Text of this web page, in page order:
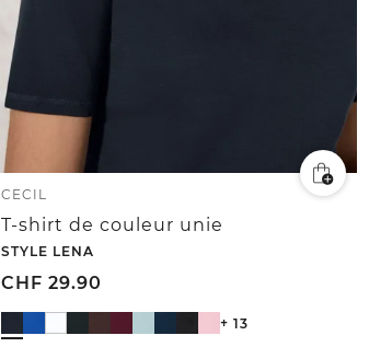
CECIL
T-shirt de couleur unie
STYLE LENA
CHF 29.90
+ 13